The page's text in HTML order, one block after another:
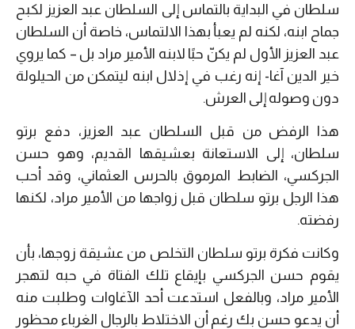
سلطان في البداية بالتماس إلى السلطان عبد العزيز لكبح
جماح ابنه، لكنه لم يعبأ بهذا الالتماس، خاصة أن السلطان
عبد العزيز الأول لم يكنّ حبًا لابنه الأمير مراد بل – كما يروي
خير الدين آغا- إنه رغب في إذلال ابنه ليتمكن من الحيلولة
دون وصوله إلى العرش.
هذا الرفض من قبل السلطان عبد العزيز، دفع برتو
سلطان، إلى الاستعانة بعشيقها القديم، وهو حسن
الجركسي، الضابط المرموق بالحرس العثماني، وقد أحب
هذا الرجل برتو سلطان قبل زواجها من الأمير مراد، لكنها
رفضته.
وكانت فكرة برتو سلطان التخلص من عشيقة زوجها، بأن
يقوم حسن الجركسي بإيقاع تلك الفتاة في حبه لتهجر
الأمير مراد، وبالفعل استدعت أحد الآغاوات وطلبت منه
أن يدعو حسن بك رغم أن الاختلاط بالرجال الغرباء محظور